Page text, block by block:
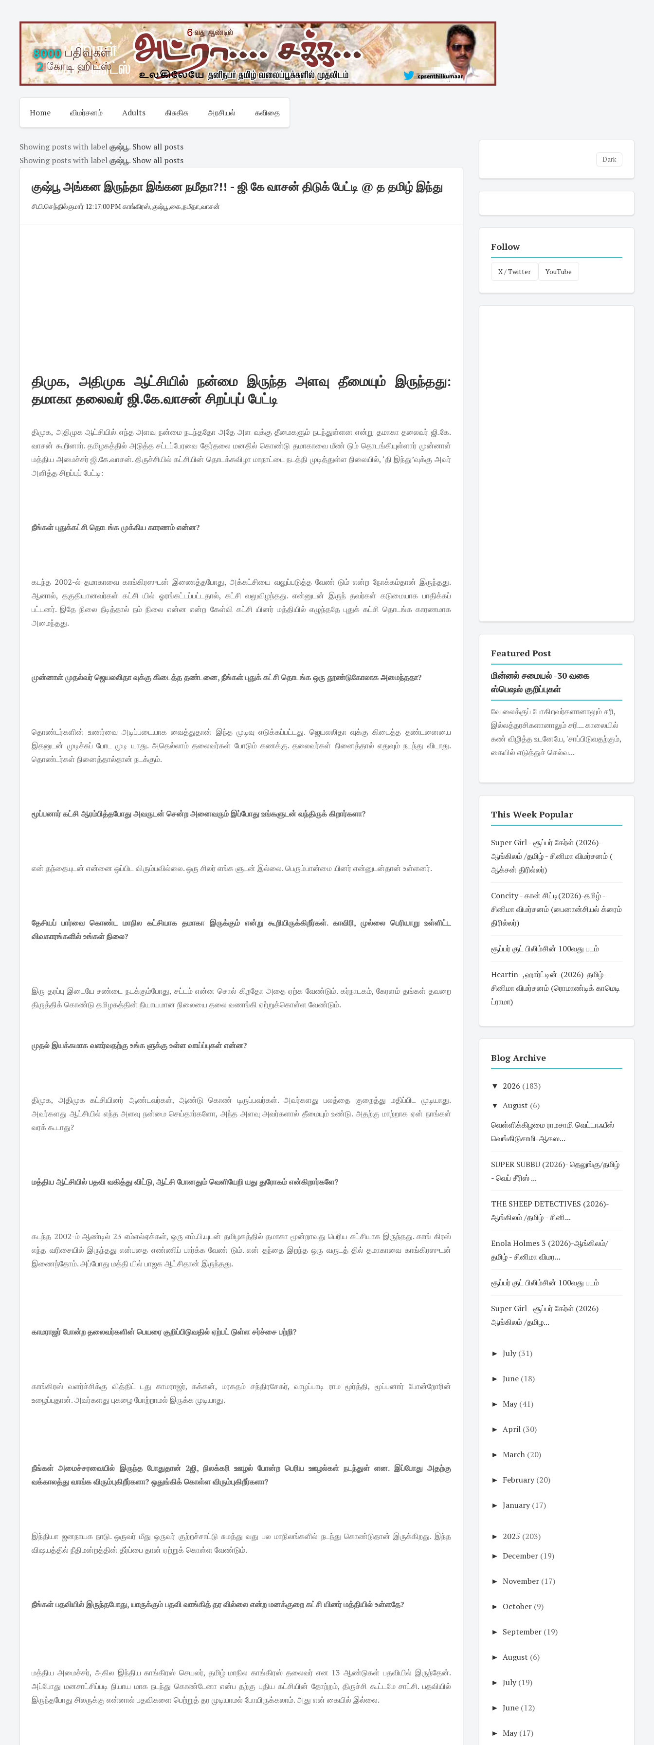
content
Home விமர்சனம் Adults கிசுகிசு அரசியல் கவிதை
Showing posts with labelகுஷ்பூ. Show all posts
Showing posts with labelகுஷ்பூ. Show all posts
குஷ்பூ அங்கன இருந்தா இங்கன நமீதா?!! - ஜி கே வாசன் திடுக் பேட்டி @ த தமிழ் இந்து
சி.பி.செந்தில்குமார் 12:17:00 PM ·காங்கிரஸ்,குஷ்பூ,கை,நமீதா,வாசன்
திமுக, அதிமுக ஆட்சியில் நன்மை இருந்த அளவு தீமையும் இருந்தது :
தமாகா தலைவர் ஜி.கே.வாசன் சிறப்புப் பேட்டி
திமுக, அதிமுக ஆட்சியில் எந்த அளவு நன்மை நடந்ததோ அதே அள வுக்கு தீமைகளும் நடந்துள்ளன என்று தமாகா தலைவர் ஜி.கே.
வாசன் கூறினார். தமிழகத்தில் அடுத்த சட்டப்பேரவை தேர்தலை மனதில் கொண்டு தமாகாவை மீண் டும் தொடங்கியுள்ளார் முன்னாள்
மத்திய அமைச்சர் ஜி.கே.வாசன். திருச்சியில் கட்சியின் தொடக்கவிழா மாநாட்டை நடத்தி முடித்துள்ள நிலையில், ‘தி இந்து’வுக்கு அவர்
அளித்த சிறப்புப் பேட்டி:
நீங்கள் புதுக்கட்சி தொடங்க முக்கிய காரணம் என்ன?
கடந்த 2002-ல் தமாகாவை காங்கிரஸுடன் இணைத்தபோது, அக்கட்சியை வலுப்படுத்த வேண் டும் என்ற நோக்கம்தான் இருந்தது.
ஆனால், தகுதியானவர்கள் கட்சி யில் ஓரங்கட்டப்பட்டதால், கட்சி வலுவிழந்தது. என்னுடன் இருந் தவர்கள் கடுமையாக பாதிக்கப்
பட்டனர். இதே நிலை நீடித்தால் நம் நிலை என்ன என்ற கேள்வி கட்சி யினர் மத்தியில் எழுந்ததே புதுக் கட்சி தொடங்க காரணமாக
அமைந்தது.
முன்னாள் முதல்வர் ஜெயலலிதா வுக்கு கிடைத்த தண்டனை, நீங்கள் புதுக் கட்சி தொடங்க ஒரு தூண்டுகோலாக அமைந்ததா?
தொண்டர்களின் உணர்வை அடிப்படையாக வைத்துதான் இந்த முடிவு எடுக்கப்பட்டது. ஜெயலலிதா வுக்கு கிடைத்த தண்டனையை
இதனுடன் முடிச்சுப் போட முடி யாது. அதெல்லாம் தலைவர்கள் போடும் கணக்கு. தலைவர்கள் நினைத்தால் எதுவும் நடந்து விடாது.
தொண்டர்கள் நினைத்தால்தான் நடக்கும்.
மூப்பனார் கட்சி ஆரம்பித்தபோது அவருடன் சென்ற அனைவரும் இப்போது உங்களுடன் வந்திருக் கிறார்களா?
என் தந்தையுடன் என்னை ஒப்பிட விரும்பவில்லை. ஒரு சிலர் எங்க ளுடன் இல்லை. பெரும்பான்மை யினர் என்னுடன்தான் உள்ளனர்.
தேசியப் பார்வை கொண்ட மாநில கட்சியாக தமாகா இருக்கும் என்று கூறியிருக்கிறீர்கள். காவிரி, முல்லை பெரியாறு உள்ளிட்ட
விவகாரங்களில் உங்கள் நிலை?
இரு தரப்பு இடையே சண்டை நடக்கும்போது, சட்டம் என்ன சொல் கிறதோ அதை ஏற்க வேண்டும். கர்நாடகம், கேரளம் தங்கள் தவறை
திருத்திக் கொண்டு தமிழகத்தின் நியாயமான நிலையை தலை வணங்கி ஏற்றுக்கொள்ள வேண்டும்.
முதல் இயக்கமாக வளர்வதற்கு உங்க ளுக்கு உள்ள வாய்ப்புகள் என்ன?
திமுக, அதிமுக கட்சியினர் ஆண்டவர்கள், ஆண்டு கொண் டிருப்பவர்கள். அவர்களது பலத்தை குறைத்து மதிப்பிட முடியாது.
அவர்களது ஆட்சியில் எந்த அளவு நன்மை செய்தார்களோ, அந்த அளவு அவர்களால் தீமையும் உண்டு. அதற்கு மாற்றாக ஏன் நாங்கள்
வரக் கூடாது?
மத்திய ஆட்சியில் பதவி வகித்து விட்டு, ஆட்சி போனதும் வெளியேறி யது துரோகம் என்கிறார்களே?
கடந்த 2002-ம் ஆண்டில் 23 எம்எல்ஏக்கள், ஒரு எம்.பி.யுடன் தமிழகத்தில் தமாகா மூன்றாவது பெரிய கட்சியாக இருந்தது. காங் கிரஸ்
எந்த வரிசையில் இருந்தது என்பதை எண்ணிப் பார்க்க வேண் டும். என் தந்தை இறந்த ஒரு வருடத் தில் தமாகாவை காங்கிரஸுடன்
இணைந்தோம். அப்போது மத்தி யில் பாஜக ஆட்சிதான் இருந்தது.
காமராஜர் போன்ற தலைவர்களின் பெயரை குறிப்பிடுவதில் ஏற்பட் டுள்ள சர்ச்சை பற்றி?
காங்கிரஸ் வளர்ச்சிக்கு வித்திட் டது காமராஜர், கக்கன், மரகதம் சந்திரசேகர், வாழப்பாடி ராம மூர்த்தி, மூப்பனார் போன்றோரின்
உழைப்புதான். அவர்களது புகழை போற்றாமல் இருக்க முடியாது.
நீங்கள் அமைச்சரவையில் இருந்த போதுதான் 2ஜி, நிலக்கரி ஊழல் போன்ற பெரிய ஊழல்கள் நடந்துள் ளன. இப்போது அதற்கு
வக்காலத்து வாங்க விரும்புகிறீர்களா? ஒதுங்கிக் கொள்ள விரும்புகிறீர்களா?
இந்தியா ஜனநாயக நாடு. ஒருவர் மீது ஒருவர் குற்றச்சாட்டு சுமத்து வது பல மாநிலங்களில் நடந்து கொண்டுதான் இருக்கிறது. இந்த
விஷயத்தில் நீதிமன்றத்தின் தீர்ப்பை தான் ஏற்றுக் கொள்ள வேண்டும்.
நீங்கள் பதவியில் இருந்தபோது, யாருக்கும் பதவி வாங்கித் தர வில்லை என்ற மனக்குறை கட்சி யினர் மத்தியில் உள்ளதே?
மத்திய அமைச்சர், அகில இந்திய காங்கிரஸ் செயலர், தமிழ் மாநில காங்கிரஸ் தலைவர் என 13 ஆண்டுகள் பதவியில் இருந்தேன்.
அப்போது மனசாட்சிப்படி நியாய மாக நடந்து கொண்டேனா என்ப தற்கு புதிய கட்சியின் தோற்றம், திருச்சி கூட்டமே சாட்சி. பதவியில்
இருந்தபோது சிலருக்கு என்னால் பதவிகளை பெற்றுத் தர முடியாமல் போயிருக்கலாம். அது என் கையில் இல்லை.
Dark
Follow
X / Twitter YouTube
Featured Post
மின்னல் சமையல் -30 வகை
ஸ்பெஷல் குறிப்புகள்
வே லைக்குப் போகிறவர்களானாலும் சரி,
இல்லத்தரசிகளானாலும் சரி... காலையில்
கண் விழித்த உடனேயே, 'சாப்பிடுவதற்கும்,
கையில் எடுத்துச் செல்வ...
This Week Popular
Super Girl - சூப்பர் கேர்ள் (2026)-
ஆங்கிலம் /தமிழ் - சினிமா விமர்சனம் (
ஆக்சன் திரில்லர்)
Concity - கான் சிட்டி(2026)-தமிழ் -
சினிமா விமர்சனம் (பைனான்சியல் க்ரைம்
திரில்லர்)
சூப்பர் குட் பிலிம்சின் 100வது படம்
Heartin- ,ஹார்ட்டின்-(2026)-தமிழ் -
சினிமா விமர்சனம் (ரொமாண்டிக் காமெடி
ட்ராமா)
Blog Archive
▼ 2026 (183)
▼ August (6)
வெள்ளிக்கிழமை ராமசாமி வெட்டாஃபீஸ்
வெங்கிடுசாமி-ஆகஸ...
SUPER SUBBU (2026)- தெலுங்கு/தமிழ்
- வெப் சீரிஸ் ...
THE SHEEP DETECTIVES (2026)-
ஆங்கிலம் /தமிழ் - சினி...
Enola Holmes 3 (2026)-ஆங்கிலம்/
தமிழ் - சினிமா விமர...
சூப்பர் குட் பிலிம்சின் 100வது படம்
Super Girl - சூப்பர் கேர்ள் (2026)-
ஆங்கிலம் /தமிழ...
► July (31)
► June (18)
► May (41)
► April (30)
► March (20)
► February (20)
► January (17)
► 2025 (203)
► December (19)
► November (17)
► October (9)
► September (19)
► August (6)
► July (19)
► June (12)
► May (17)